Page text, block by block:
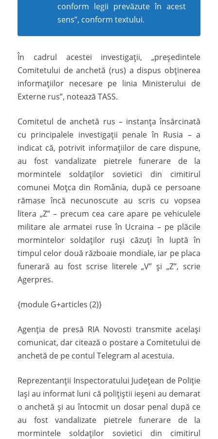
conform legii prevăzute în acest
sens”, conform textului.
În cadrul acestei investigaţii, „preşedintele
Comitetului de anchetă (rus) a dispus obţinerea
informaţiilor necesare pe linia Ministerului de
Externe rus”, notează TASS.
Comitetul de anchetă rus – instanţa însărcinată
cu principalele investigaţii penale în Rusia – a
indicat că, potrivit informaţiilor de care dispune,
au fost vandalizate pietrele funerare de la
mormintele soldaţilor sovietici din cimitirul
comunei Moţca din România, după ce persoane
rămase încă necunoscute au scris cu vopsea
litera „Z” – precum cea care apare pe vehiculele
militare ale armatei ruse în Ucraina – pe plăcile
mormintelor soldaţilor ruşi căzuţi în luptă în
timpul celor două războaie mondiale, iar pe placa
funerară au fost scrise literele „V” şi „Z”, scrie
Agerpres.
{module G+articles (2)}
Agenţia de presă RIA Novosti transmite acelaşi
comunicat, dar citează o postare a Comitetului de
anchetă de pe contul Telegram al acestuia.
Reprezentanţii Inspectoratului Judeţean de Poliţie
Iaşi au informat luni că poliţiştii ieşeni au demarat
o anchetă şi au întocmit un dosar penal după ce
au fost vandalizate pietrele funerare de la
mormintele soldaţilor sovietici din cimitirul